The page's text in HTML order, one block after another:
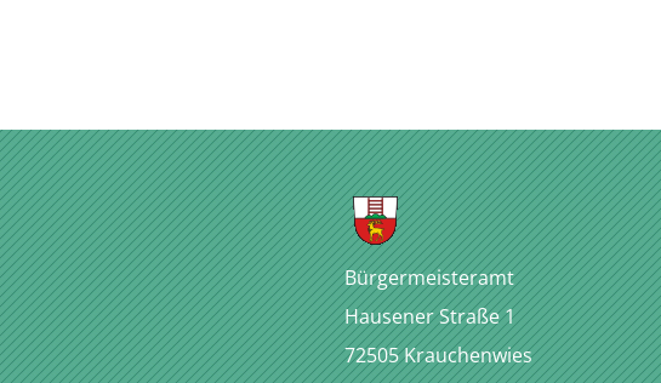
Bürgermeisteramt
Hausener Straße 1
72505Krauchenwies